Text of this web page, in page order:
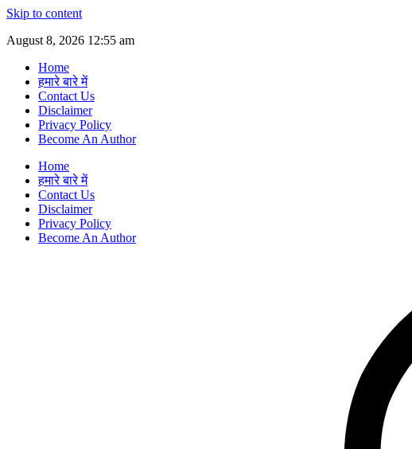
Skip to content
August 8, 2026 12:55 am
Home
हमारे बारे में
Contact Us
Disclaimer
Privacy Policy
Become An Author
Home
हमारे बारे में
Contact Us
Disclaimer
Privacy Policy
Become An Author